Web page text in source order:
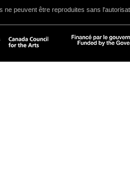
ne peuvent être reproduites sans